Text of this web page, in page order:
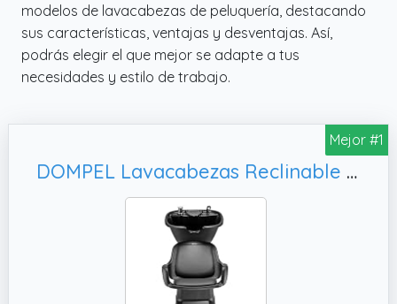
modelos de lavacabezas de peluquería, destacando
sus características, ventajas y desventajas. Así,
podrás elegir el que mejor se adapte a tus
necesidades y estilo de trabajo.
Mejor #1
DOMPEL Lavacabezas Reclinable CHAMP de POLIPROPILENO con Sillones - Silla Peluquería Barberos - MADE IN BRASIL - MODELO EXCLUSIVO NEGRO/NEGRO